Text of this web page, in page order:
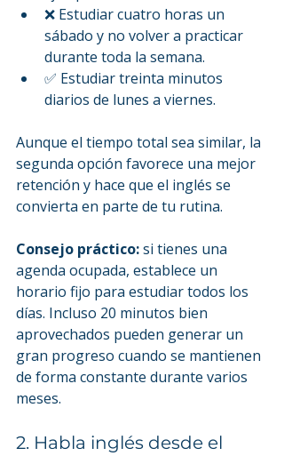
❌ Estudiar cuatro horas un
sábado y no volver a practicar
durante toda la semana.
✅ Estudiar treinta minutos
diarios de lunes a viernes.
Aunque el tiempo total sea similar, la
segunda opción favorece una mejor
retención y hace que el inglés se
convierta en parte de tu rutina.
Consejo práctico: si tienes una
agenda ocupada, establece un
horario fijo para estudiar todos los
días. Incluso 20 minutos bien
aprovechados pueden generar un
gran progreso cuando se mantienen
de forma constante durante varios
meses.
2. Habla inglés desde el